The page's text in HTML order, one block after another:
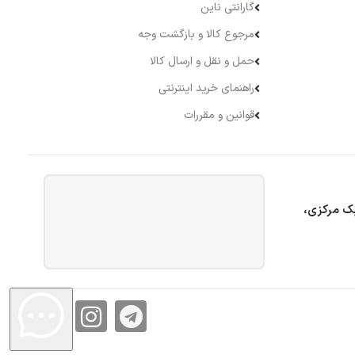
گارانتی ناین
مرجوع کالا و بازگشت وجه
حمل و نقل و ارسال کالا
راهنمای خرید اینترنتی
قوانین و مقررات
مرکزی،